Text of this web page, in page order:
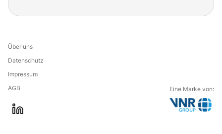
Über uns
Datenschutz
Impressum
AGB
Eine Marke von: